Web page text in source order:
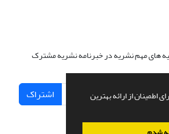
اطمینان از ارائه بهترین
های مهم نشریه در خبرنامه نشریه مشترک
اشتراک